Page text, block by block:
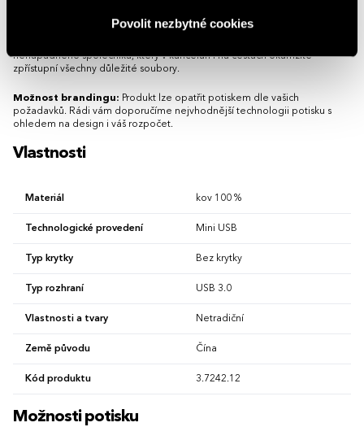
Povolit nezbytné cookies
Poskytuje dostatek prostoru pro vlastní gravírování a snadno se připevní
nenápadného společníka, který v kanceláři i na cestách okamžitě
zpřístupní všechny důležité soubory.
Možnost brandingu: Produkt lze opatřit potiskem dle vašich
požadavků. Rádi vám doporučíme nejvhodnější technologii potisku s
ohledem na design i váš rozpočet.
Vlastnosti
Materiál kov 100 %
Technologické provedení Mini USB
Typ krytky Bez krytky
Typ rozhraní USB 3.0
Vlastnosti a tvary Netradiční
Země původu Čína
Kód produktu 3.7242.12
Možnosti potisku